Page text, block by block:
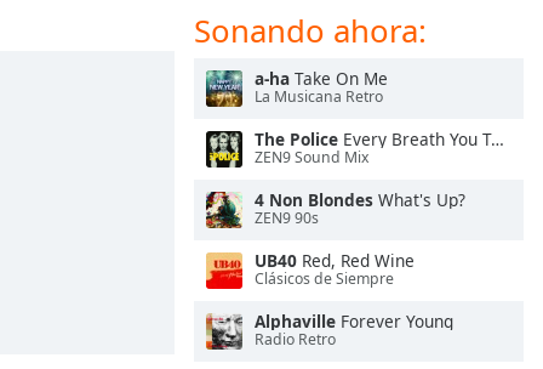
Sonando ahora:
a-ha Take On Me
La Musicana Retro
The Police Every Breath You Take
ZEN9 Sound Mix
4 Non Blondes What's Up?
ZEN9 90s
UB40 Red, Red Wine
Clásicos de Siempre
Alphaville Forever Young
Radio Retro